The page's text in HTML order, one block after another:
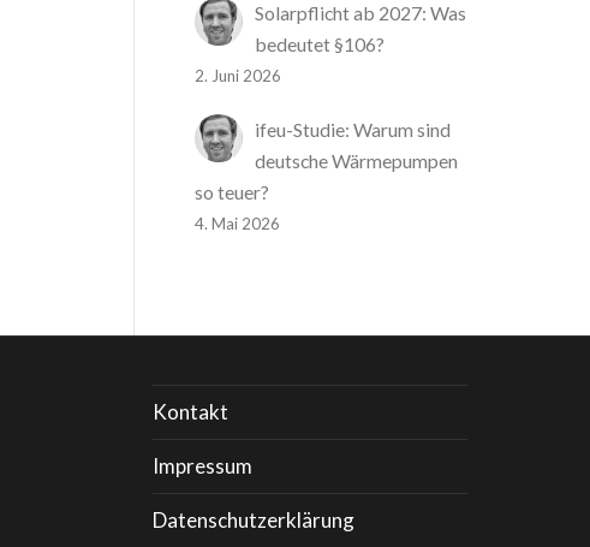
Solarpflicht ab 2027: Was
bedeutet §106?
2. Juni 2026
ifeu-Studie: Warum sind
deutsche Wärmepumpen
so teuer?
4. Mai 2026
Kontakt
Impressum
Datenschutzerklärung